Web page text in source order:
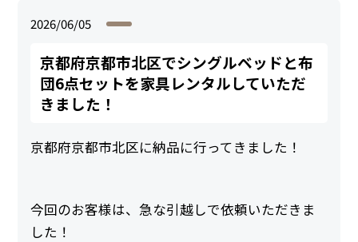
2026/06/05
京都府京都市北区でシングルベッドと布
団6点セットを家具レンタルしていただ
きました！
京都府京都市北区に納品に行ってきました！
今回のお客様は、急な引越しで依頼いただきま
した！